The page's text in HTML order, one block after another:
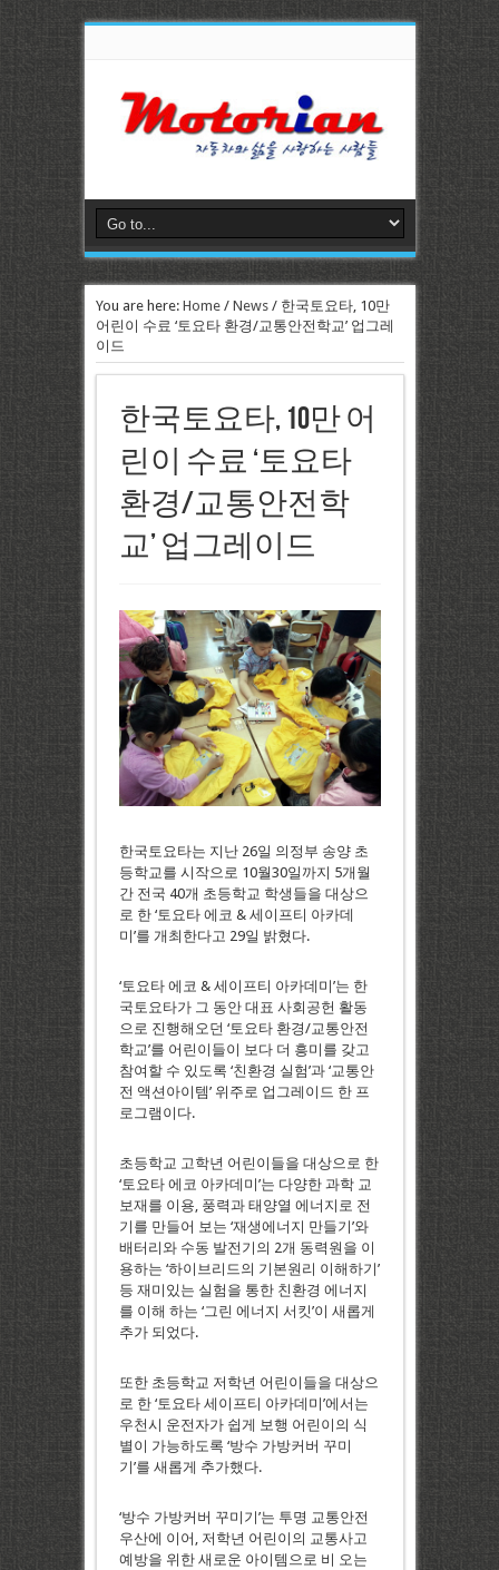
You are here: Home/ News/ 한국토요타, 10만
어린이 수료 ‘토요타 환경/교통안전학교’ 업그레
이드
한국토요타, 10만 어
린이 수료 ‘토요타
환경/교통안전학
교’ 업그레이드
한국토요타는 지난 26일 의정부 송양 초
등학교를 시작으로 10월30일까지 5개월
간 전국 40개 초등학교 학생들을 대상으
로 한 ‘토요타 에코 & 세이프티 아카데
미’를 개최한다고 29일 밝혔다.
‘토요타 에코 & 세이프티 아카데미’는 한
국토요타가 그 동안 대표 사회공헌 활동
으로 진행해오던 ‘토요타 환경/교통안전
학교’를 어린이들이 보다 더 흥미를 갖고
참여할 수 있도록 ‘친환경 실험’과 ‘교통안
전 액션아이템’ 위주로 업그레이드 한 프
로그램이다.
초등학교 고학년 어린이들을 대상으로 한
‘토요타 에코 아카데미’는 다양한 과학 교
보재를 이용, 풍력과 태양열 에너지로 전
기를 만들어 보는 ‘재생에너지 만들기’와
배터리와 수동 발전기의 2개 동력원을 이
용하는 ‘하이브리드의 기본원리 이해하기’
등 재미있는 실험을 통한 친환경 에너지
를 이해 하는 ‘그린 에너지 서킷’이 새롭게
추가 되었다.
또한 초등학교 저학년 어린이들을 대상으
로 한 ‘토요타 세이프티 아카데미’에서는
우천시 운전자가 쉽게 보행 어린이의 식
별이 가능하도록 ‘방수 가방커버 꾸미
기’를 새롭게 추가했다.
‘방수 가방커버 꾸미기’는 투명 교통안전
우산에 이어, 저학년 어린이의 교통사고
예방을 위한 새로운 아이템으로 비 오는